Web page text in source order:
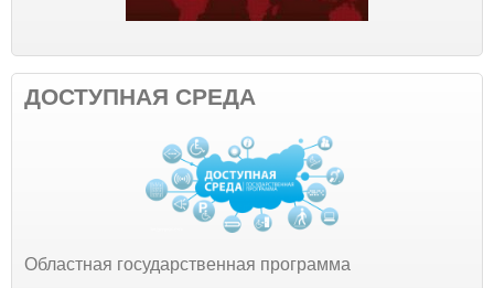
ДОСТУПНАЯ СРЕДА
Областная государственная программа